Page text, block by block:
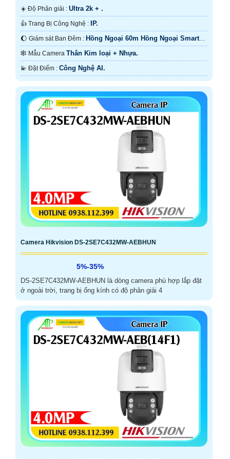
☀️ Độ Phân giải : Ultra 2k + .
👍 Trang Bị Công Nghệ : IP.
🌔 Giám sát Ban Đêm : Hồng Ngoại 60m Hồng Ngoại Smart
IR.🕸️ Mẫu Camera Thân Kim loại + Nhựa.
️💫 Đặt Điểm : Công Nghệ AI.
Camera Hikvision DS-2SE7C432MW-AEBHUN
5%-35%
DS-2SE7C432MW-AEBHUN là dòng camera phù hợp lắp đặt
ở ngoài trời, trang bị ống kính có độ phân giải 4